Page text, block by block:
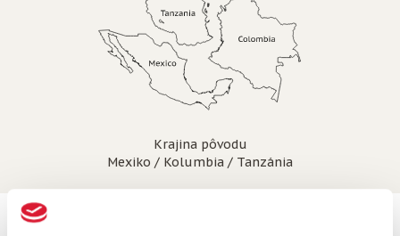
Krajina pôvodu
Mexiko / Kolumbia / Tanzánia